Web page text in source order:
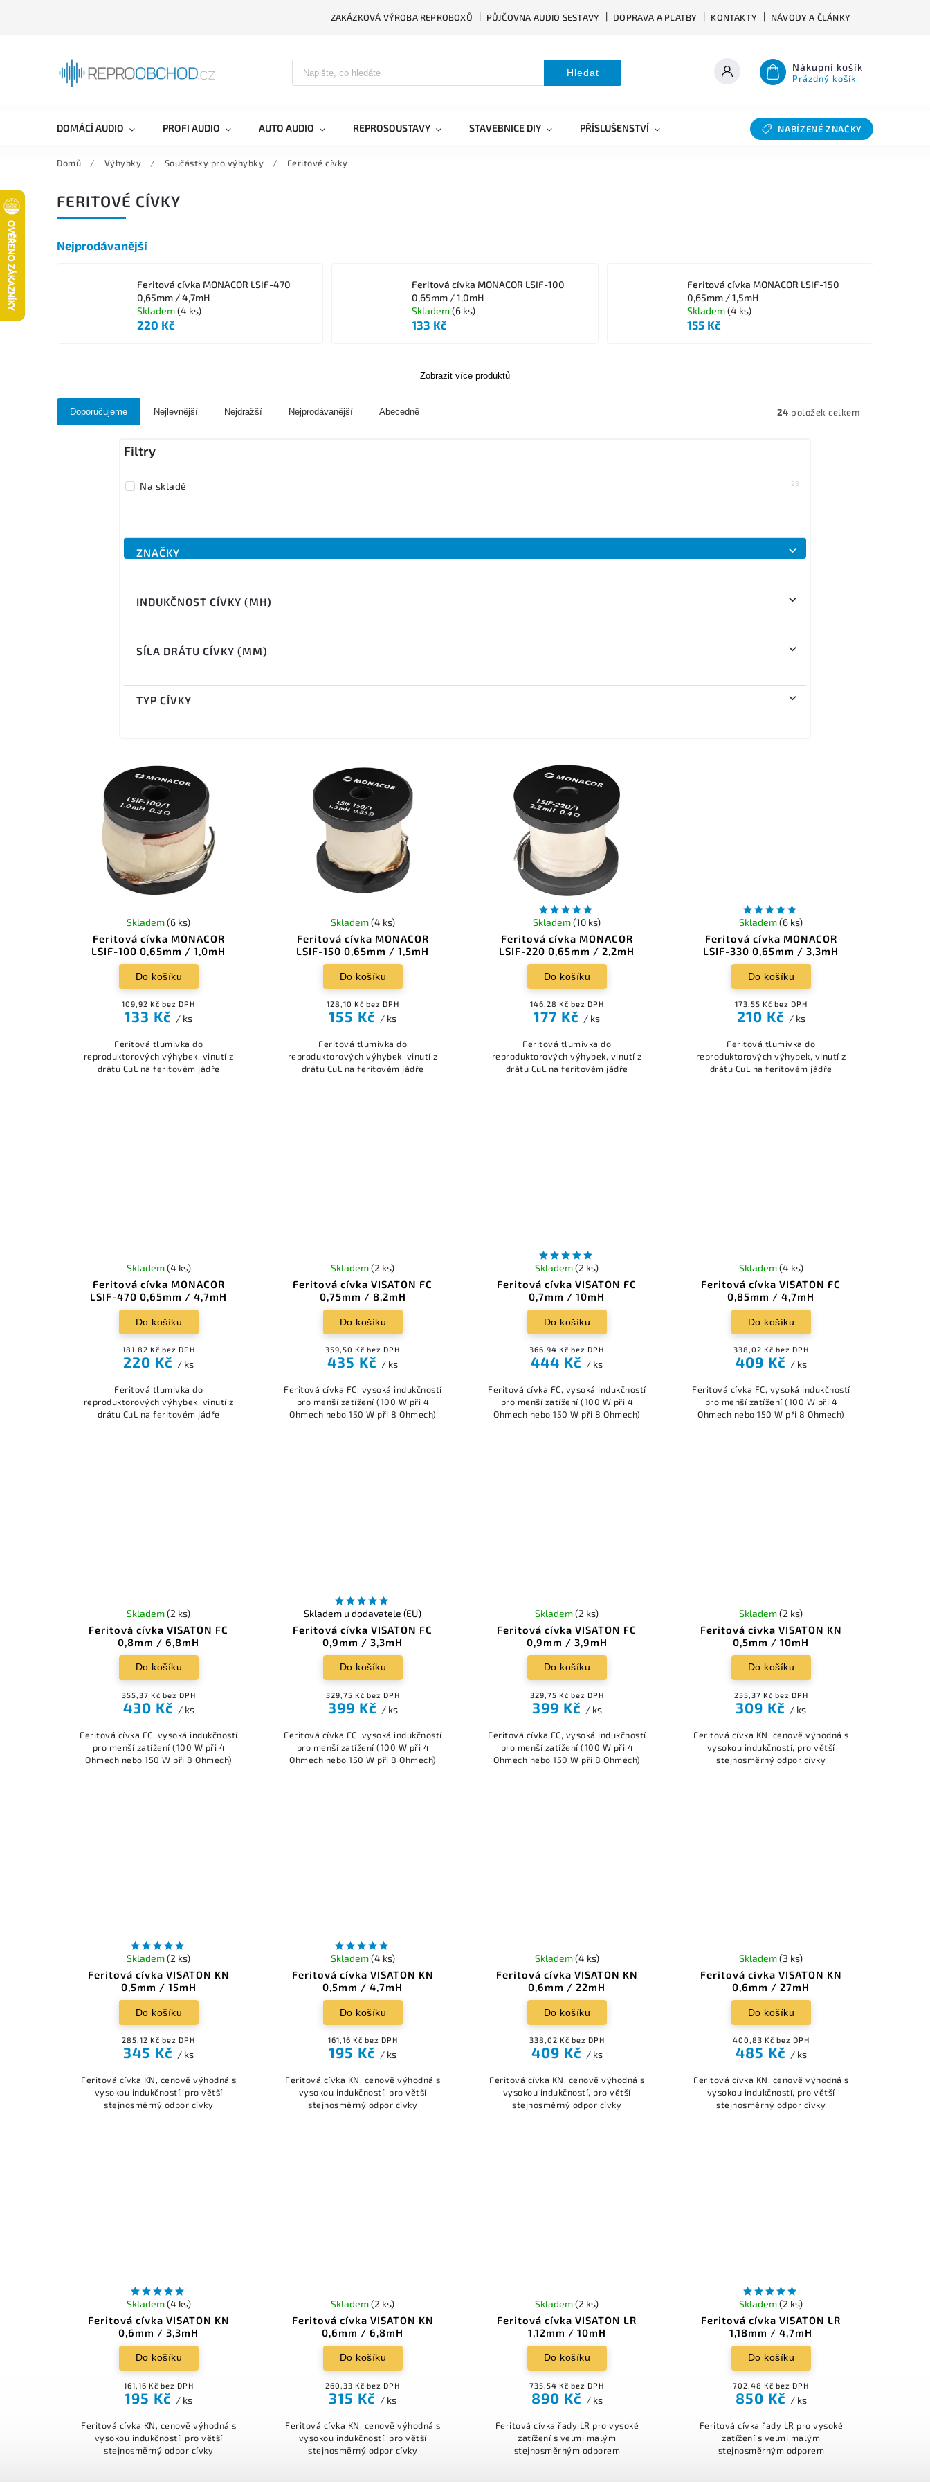
ZAKÁZKOVÁ VÝROBA REPROBOXŮ PŮJČOVNA AUDIO SESTAVY DOPRAVA A PLATBY KONTAKTY NÁVODY A ČLÁNKY
Hledat Nákupní košík
Prázdný košík
DOMÁCÍ AUDIO PROFI AUDIO AUTO AUDIO REPROSOUSTAVY STAVEBNICE DIY PŘÍSLUŠENSTVÍ SLEVY BAZAR
NABÍZENÉ ZNAČKY
Domů / Výhybky / Součástky pro výhybky / Feritové cívky
FERITOVÉ CÍVKY
Nejprodávanější
Feritová cívka MONACOR LSIF-470
0,65mm / 4,7mH
Skladem(4 ks)
220 Kč
Feritová cívka MONACOR LSIF-100
0,65mm / 1,0mH
Skladem(6 ks)
133 Kč
Feritová cívka MONACOR LSIF-150
0,65mm / 1,5mH
Skladem(4 ks)
155 Kč
Zobrazit více produktů
Doporučujeme Nejlevnější Nejdražší Nejprodávanější Abecedně 24 položek celkem
Na skladě 23
ZNAČKY
INDUKČNOST CÍVKY (MH)
SÍLA DRÁTU CÍVKY (MM)
TYP CÍVKY
Feritová cívka MONACOR
LSIF-100 0,65mm / 1,0mH
Skladem(6 ks)
109,92 Kč bez DPH
133 Kč / ks
Do košíku
Feritová tlumivka do
reproduktorových výhybek, vinutí z
drátu CuL na feritovém jádře
Feritová cívka MONACOR
LSIF-150 0,65mm / 1,5mH
Skladem(4 ks)
128,10 Kč bez DPH
155 Kč / ks
Do košíku
Feritová tlumivka do
reproduktorových výhybek, vinutí z
drátu CuL na feritovém jádře
Feritová cívka MONACOR
LSIF-220 0,65mm / 2,2mH
Skladem(10 ks)
146,28 Kč bez DPH
177 Kč / ks
Do košíku
Feritová tlumivka do
reproduktorových výhybek, vinutí z
drátu CuL na feritovém jádře
Feritová cívka MONACOR
LSIF-330 0,65mm / 3,3mH
Skladem(6 ks)
173,55 Kč bez DPH
210 Kč / ks
Do košíku
Feritová tlumivka do
reproduktorových výhybek, vinutí z
drátu CuL na feritovém jádře
Feritová cívka MONACOR
LSIF-470 0,65mm / 4,7mH
Skladem(4 ks)
181,82 Kč bez DPH
220 Kč / ks
Do košíku
Feritová tlumivka do
reproduktorových výhybek, vinutí z
drátu CuL na feritovém jádře
Feritová cívka VISATON FC
0,75mm / 8,2mH
Skladem(2 ks)
359,50 Kč bez DPH
435 Kč / ks
Do košíku
Feritová cívka FC, vysoká indukčností
pro menší zatížení (100 W při 4
Ohmech nebo 150 W při 8 Ohmech)
Feritová cívka VISATON FC
0,7mm / 10mH
Skladem(2 ks)
366,94 Kč bez DPH
444 Kč / ks
Do košíku
Feritová cívka FC, vysoká indukčností
pro menší zatížení (100 W při 4
Ohmech nebo 150 W při 8 Ohmech)
Feritová cívka VISATON FC
0,85mm / 4,7mH
Skladem(4 ks)
338,02 Kč bez DPH
409 Kč / ks
Do košíku
Feritová cívka FC, vysoká indukčností
pro menší zatížení (100 W při 4
Ohmech nebo 150 W při 8 Ohmech)
Feritová cívka VISATON FC
0,8mm / 6,8mH
Skladem(2 ks)
355,37 Kč bez DPH
430 Kč / ks
Do košíku
Feritová cívka FC, vysoká indukčností
pro menší zatížení (100 W při 4
Ohmech nebo 150 W při 8 Ohmech)
Feritová cívka VISATON FC
0,9mm / 3,3mH
Skladem u dodavatele (EU)
329,75 Kč bez DPH
399 Kč / ks
Do košíku
Feritová cívka FC, vysoká indukčností
pro menší zatížení (100 W při 4
Ohmech nebo 150 W při 8 Ohmech)
Feritová cívka VISATON FC
0,9mm / 3,9mH
Skladem(2 ks)
329,75 Kč bez DPH
399 Kč / ks
Do košíku
Feritová cívka FC, vysoká indukčností
pro menší zatížení (100 W při 4
Ohmech nebo 150 W při 8 Ohmech)
Feritová cívka VISATON KN
0,5mm / 10mH
Skladem(2 ks)
255,37 Kč bez DPH
309 Kč / ks
Do košíku
Feritová cívka KN, cenově výhodná s
vysokou indukčností, pro větší
stejnosměrný odpor cívky
Feritová cívka VISATON KN
0,5mm / 15mH
Skladem(2 ks)
285,12 Kč bez DPH
345 Kč / ks
Do košíku
Feritová cívka KN, cenově výhodná s
vysokou indukčností, pro větší
stejnosměrný odpor cívky
Feritová cívka VISATON KN
0,5mm / 4,7mH
Skladem(4 ks)
161,16 Kč bez DPH
195 Kč / ks
Do košíku
Feritová cívka KN, cenově výhodná s
vysokou indukčností, pro větší
stejnosměrný odpor cívky
Feritová cívka VISATON KN
0,6mm / 22mH
Skladem(4 ks)
338,02 Kč bez DPH
409 Kč / ks
Do košíku
Feritová cívka KN, cenově výhodná s
vysokou indukčností, pro větší
stejnosměrný odpor cívky
Feritová cívka VISATON KN
0,6mm / 27mH
Skladem(3 ks)
400,83 Kč bez DPH
485 Kč / ks
Do košíku
Feritová cívka KN, cenově výhodná s
vysokou indukčností, pro větší
stejnosměrný odpor cívky
Feritová cívka VISATON KN
0,6mm / 3,3mH
Skladem(4 ks)
161,16 Kč bez DPH
195 Kč / ks
Do košíku
Feritová cívka KN, cenově výhodná s
vysokou indukčností, pro větší
stejnosměrný odpor cívky
Feritová cívka VISATON KN
0,6mm / 6,8mH
Skladem(2 ks)
260,33 Kč bez DPH
315 Kč / ks
Do košíku
Feritová cívka KN, cenově výhodná s
vysokou indukčností, pro větší
stejnosměrný odpor cívky
Feritová cívka VISATON LR
1,12mm / 10mH
Skladem(2 ks)
735,54 Kč bez DPH
890 Kč / ks
Do košíku
Feritová cívka řady LR pro vysoké
zatížení s velmi malým
stejnosměrným odporem
Feritová cívka VISATON LR
1,18mm / 4,7mH
Skladem(2 ks)
702,48 Kč bez DPH
850 Kč / ks
Do košíku
Feritová cívka řady LR pro vysoké
zatížení s velmi malým
stejnosměrným odporem